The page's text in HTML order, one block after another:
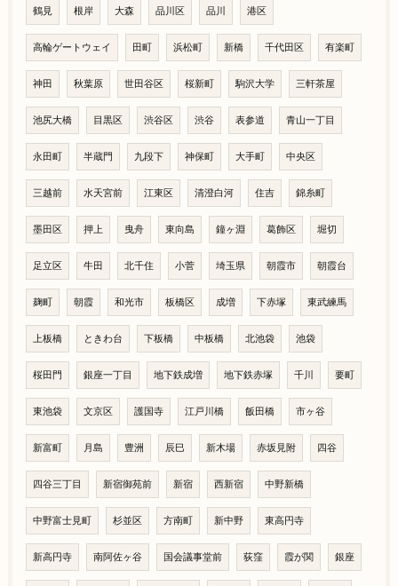
鶴見 根岸 大森 品川区 品川 港区
高輪ゲートウェイ 田町 浜松町 新橋 千代田区 有楽町
神田 秋葉原 世田谷区 桜新町 駒沢大学 三軒茶屋
池尻大橋 目黒区 渋谷区 渋谷 表参道 青山一丁目
永田町 半蔵門 九段下 神保町 大手町 中央区
三越前 水天宮前 江東区 清澄白河 住吉 錦糸町
墨田区 押上 曳舟 東向島 鐘ヶ淵 葛飾区 堀切
足立区 牛田 北千住 小菅 埼玉県 朝霞市 朝霞台
麹町 朝霞 和光市 板橋区 成増 下赤塚 東武練馬
上板橋 ときわ台 下板橋 中板橋 北池袋 池袋
桜田門 銀座一丁目 地下鉄成増 地下鉄赤塚 千川 要町
東池袋 文京区 護国寺 江戸川橋 飯田橋 市ヶ谷
新富町 月島 豊洲 辰巳 新木場 赤坂見附 四谷
四谷三丁目 新宿御苑前 新宿 西新宿 中野新橋
中野富士見町 杉並区 方南町 新中野 東高円寺
新高円寺 南阿佐ヶ谷 国会議事堂前 荻窪 霞が関 銀座